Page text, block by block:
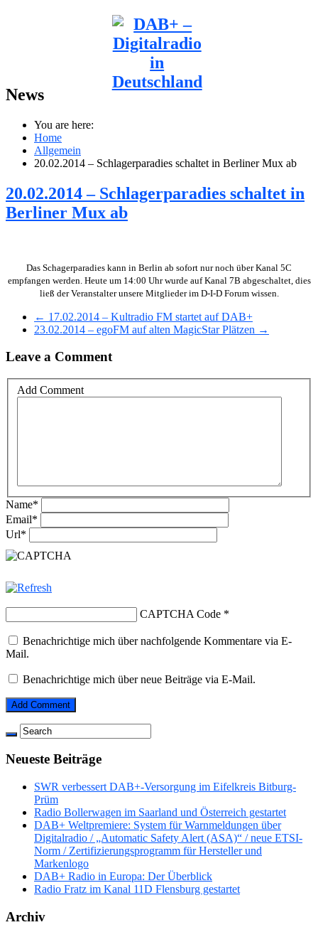
News
You are here:
Home
Allgemein
20.02.2014 – Schlagerparadies schaltet in Berliner Mux ab
20.02.2014 – Schlagerparadies schaltet in
Berliner Mux ab
Das Schagerparadies kann in Berlin ab sofort nur noch über Kanal 5C
empfangen werden. Heute um 14:00 Uhr wurde auf Kanal 7B abgeschaltet, dies
ließ der Veranstalter unsere Mitglieder im D-I-D Forum wissen.
← 17.02.2014 – Kultradio FM startet auf DAB+
23.02.2014 – egoFM auf alten MagicStar Plätzen →
Leave a Comment
Add Comment
Name*
Email*
Url*
CAPTCHA Code *
Benachrichtige mich über nachfolgende Kommentare via E-
Mail.
Benachrichtige mich über neue Beiträge via E-Mail.
Neueste Beiträge
SWR verbessert DAB+-Versorgung im Eifelkreis Bitburg-
Prüm
Radio Bollerwagen im Saarland und Österreich gestartet
DAB+ Weltpremiere: System für Warnmeldungen über
Digitalradio / „Automatic Safety Alert (ASA)“ / neue ETSI-
Norm / Zertifizierungsprogramm für Hersteller und
Markenlogo
DAB+ Radio in Europa: Der Überblick
Radio Fratz im Kanal 11D Flensburg gestartet
Archiv